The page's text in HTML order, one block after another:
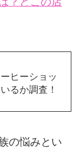
ヒーショッ
るか調査！
の悩みとい